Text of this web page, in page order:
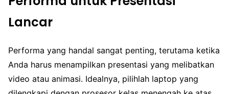
Lancar
Performa yang handal sangat penting, terutama ketika
Anda harus menampilkan presentasi yang melibatkan
video atau animasi. Idealnya, pilihlah laptop yang